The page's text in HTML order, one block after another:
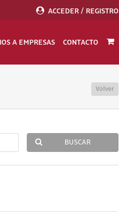
ACCEDER / REGISTRO
A EMPRESAS CONTACTO
Volver
BUSCAR